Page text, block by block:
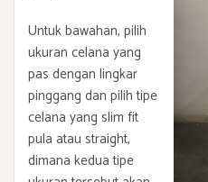
Untuk bawahan, pilih
ukuran celana yang
pas dengan lingkar
pinggang dan pilih tipe
celana yang slim fit
pula atau straight,
dimana kedua tipe